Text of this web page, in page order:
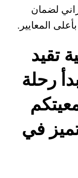
لضمان
المعايير.
تقيد
رحلة
في